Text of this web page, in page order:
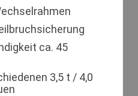
ca. 45
3,5 t / 4,0